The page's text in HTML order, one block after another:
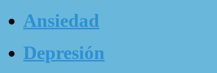
Ansiedad
Depresión